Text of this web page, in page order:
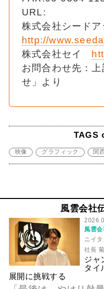
URL:
株式会社シード
http://
株式会社セイ
お問合わせ先：
せ」より
TAGS
映像 グラフィック 関
風雲会社
風雲
ニイ
社長
ジャ
タイ
展開に挑戦する